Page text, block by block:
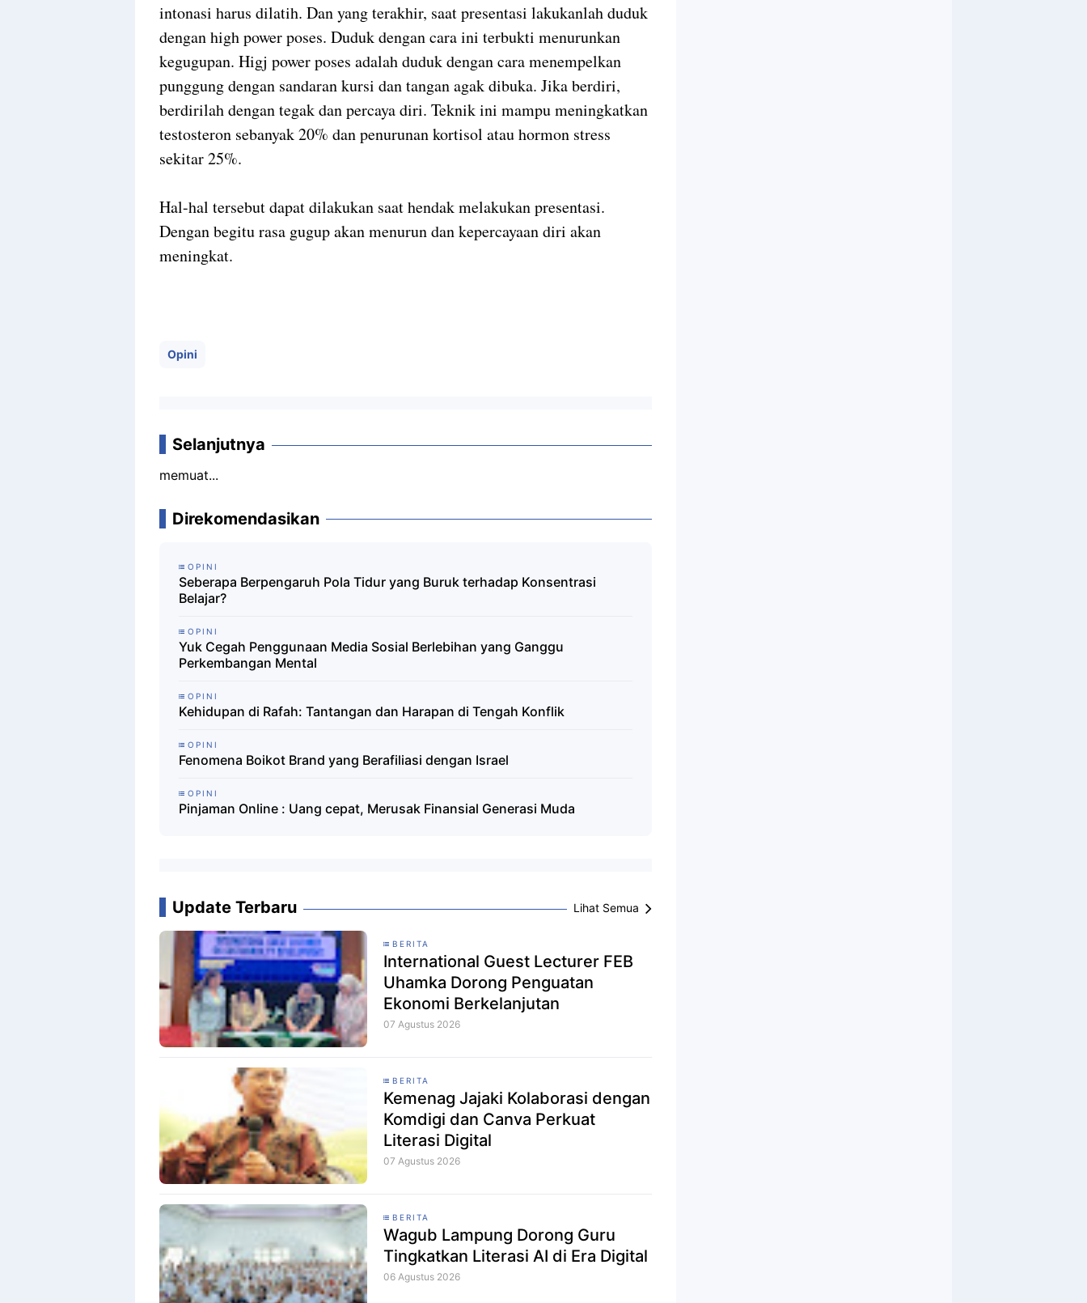
intonasi harus dilatih. Dan yang terakhir, saat presentasi lakukanlah duduk
dengan high power poses. Duduk dengan cara ini terbukti menurunkan
kegugupan. Higj power poses adalah duduk dengan cara menempelkan
punggung dengan sandaran kursi dan tangan agak dibuka. Jika berdiri,
berdirilah dengan tegak dan percaya diri. Teknik ini mampu meningkatkan
testosteron sebanyak 20% dan penurunan kortisol atau hormon stress
sekitar 25%.
Hal-hal tersebut dapat dilakukan saat hendak melakukan presentasi.
Dengan begitu rasa gugup akan menurun dan kepercayaan diri akan
meningkat.
Opini
Selanjutnya
memuat...
Direkomendasikan
OPINI
Seberapa Berpengaruh Pola Tidur yang Buruk terhadap Konsentrasi
Belajar?
OPINI
Yuk Cegah Penggunaan Media Sosial Berlebihan yang Ganggu
Perkembangan Mental
OPINI
Kehidupan di Rafah: Tantangan dan Harapan di Tengah Konflik
OPINI
Fenomena Boikot Brand yang Berafiliasi dengan Israel
OPINI
Pinjaman Online : Uang cepat, Merusak Finansial Generasi Muda
Update Terbaru Lihat Semua
BERITA
International Guest Lecturer FEB
Uhamka Dorong Penguatan
Ekonomi Berkelanjutan
07 Agustus 2026
BERITA
Kemenag Jajaki Kolaborasi dengan
Komdigi dan Canva Perkuat
Literasi Digital
07 Agustus 2026
BERITA
Wagub Lampung Dorong Guru
Tingkatkan Literasi AI di Era Digital
06 Agustus 2026